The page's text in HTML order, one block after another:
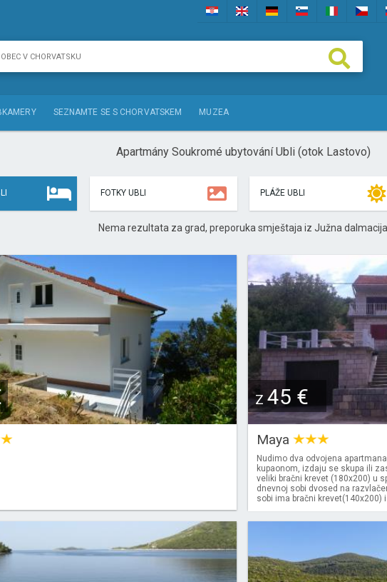
SEZNAMTE SE S CHORVATSKEM MUZEA
Apartmány Soukromé ubytování Ubli (otok Lastovo)
FOTKY UBLI PLÁŽE UBLI
Nema rezultata za grad, preporuka smještaja iz Južna dalmacija
Z 45 €
Maya
Nudimo dva odvojena
kupaonom, izdaju se skupa ili
veliki bračni krevet (180x200) u
dnevnoj sobi dvosed na
sobi ima bračni krevet(140x200)